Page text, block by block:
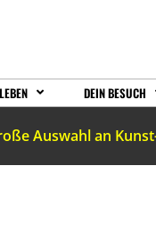
DEIN BESUCH
Auswahl an